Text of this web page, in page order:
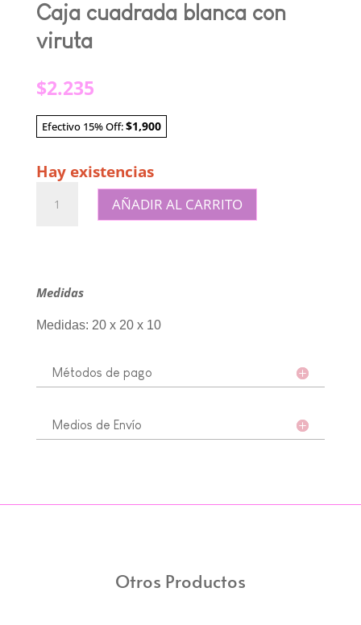
Caja cuadrada blanca con
viruta
$2.235
Efectivo 15% Off:$1,900
Hay existencias
cuadrada
cantidad
AÑADIR AL CARRITO
Medidas
Medidas: 20 x 20 x 10
Métodos de pago
Medios de Envío
Otros Productos